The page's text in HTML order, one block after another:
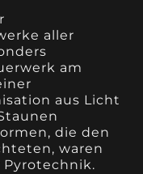
aller
am
aus Licht
die den
waren
Pyrotechnik.